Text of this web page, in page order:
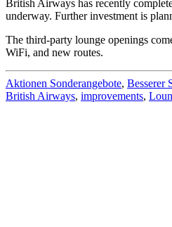
British Airways has recently
underway. Further investment is
The third-party lounge openings
WiFi, and new routes.
Aktionen Sonderangebote, Besserer
British Airways, improvements,